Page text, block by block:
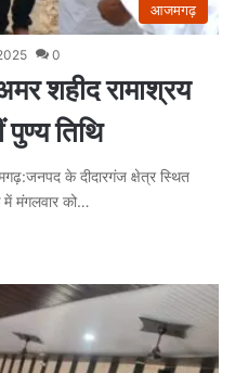
आजमगढ़
0
शहीद रामाश्रय
तिथि
के दीदारगंज क्षेत्र स्थित
में मंगलवार को…